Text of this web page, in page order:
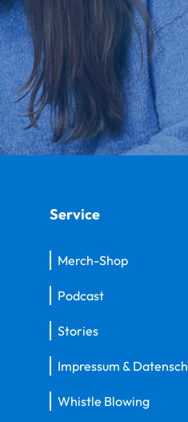
Service
Merch-Shop
Podcast
Stories
Impressum &
Whistle Blowing